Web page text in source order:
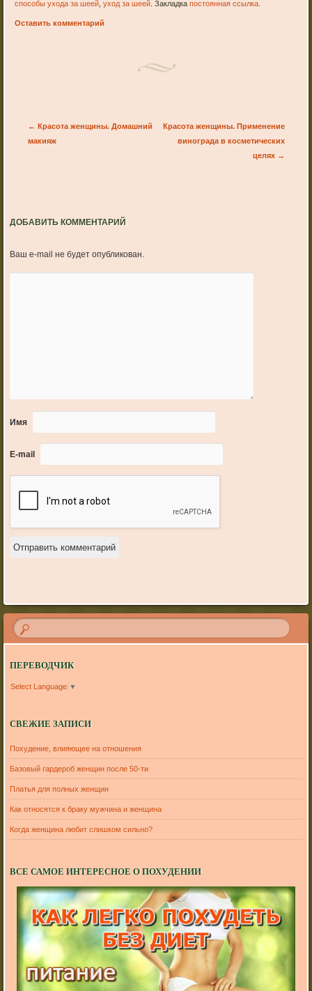
способы ухода за шеей ,уход за шеей . Закладкапостоянная ссылка
Оставить комментарий
Post navigation
← Красота женщины. Домашний
макияж
Красота женщины. Применение
винограда в косметических
целях →
ДОБАВИТЬ КОММЕНТАРИЙ
Ваш e-mail не будет опубликован.
Имя
E-mail
ПЕРЕВОДЧИК
Select Language ▼
СВЕЖИЕ ЗАПИСИ
Похудение, влияющее на отношения
Базовый гардероб женщин после 50-ти
Платья для полных женщин
Как относятся к браку мужчина и женщина
Когда женщина любит слишком сильно?
ВСЕ САМОЕ ИНТЕРЕСНОЕ О ПОХУДЕНИИ